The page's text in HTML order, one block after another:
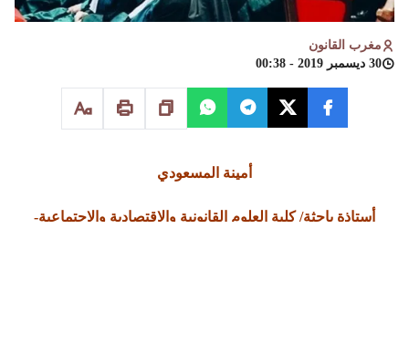
مغرب القانون
30 ديسمبر 2019 - 00:38
أمينة المسعودي
أستاذة باحثة/ كلية العلوم القانونية والاقتصادية والاجتماعية-